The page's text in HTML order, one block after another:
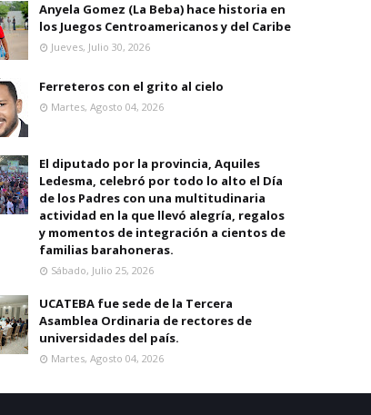
Anyela Gomez (La Beba) hace historia en
los Juegos Centroamericanos y del Caribe
Jueves, Julio 30, 2026
Ferreteros con el grito al cielo
Martes, Agosto 04, 2026
El diputado por la provincia, Aquiles
Ledesma, celebró por todo lo alto el Día
de los Padres con una multitudinaria
actividad en la que llevó alegría, regalos
y momentos de integración a cientos de
familias barahoneras.
Sábado, Julio 25, 2026
UCATEBA fue sede de la Tercera
Asamblea Ordinaria de rectores de
universidades del país.
Martes, Agosto 04, 2026